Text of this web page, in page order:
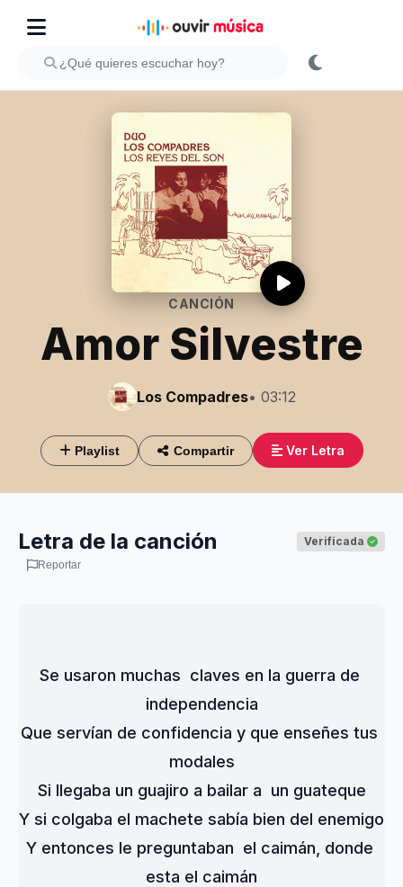
CANCIÓN
Amor Silvestre
Los Compadres• 03:12
Playlist Compartir Ver Letra
Letra de la canción Verificada
Reportar
Se usaron muchas  claves en la guerra de
independencia
Que servían de confidencia y que enseñes tus
modales
Si llegaba un guajiro a bailar a  un guateque
Y si colgaba el machete sabía bien del enemigo
Y entonces le preguntaban  el caimán, donde
esta el caimán